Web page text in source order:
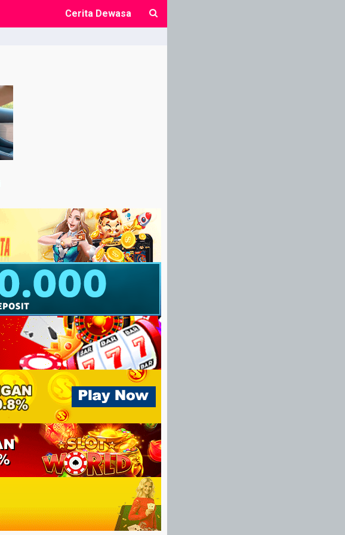
Cerita Dewasa